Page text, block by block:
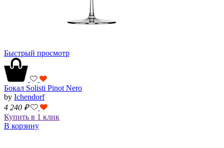
Быстрый просмотр
Бокал Solisti Pinot Nero
by Ichendorf
4 240 ₽
Купить в 1 клик
В корзину